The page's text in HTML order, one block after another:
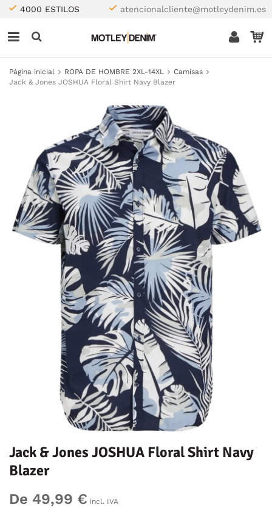
4000 ESTILOS atencionalcliente@motleydenim.es
Página inicial ROPA DE HOMBRE 2XL-14XL
Camisas
Jack & Jones JOSHUA Floral Shirt Navy Blazer
Jack & Jones JOSHUA Floral Shirt Navy
Blazer
De 49,99 € incl. IVA